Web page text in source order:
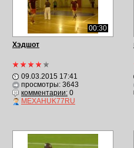
00:30
Хэдшот
09.03.2015 17:41
просмотры: 3643
комментарии:0
MEXAHUK77RU